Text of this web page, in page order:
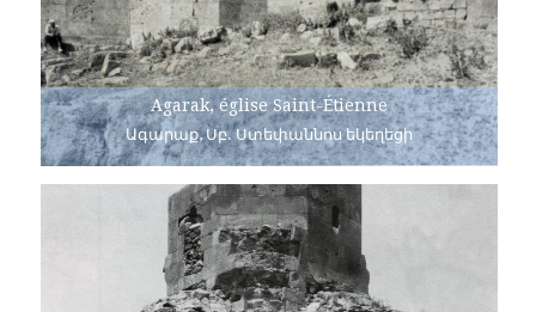
Agarak, église Saint-Étienne
Ագարաք, Սբ. Ստեփաննոս եկեղեցի